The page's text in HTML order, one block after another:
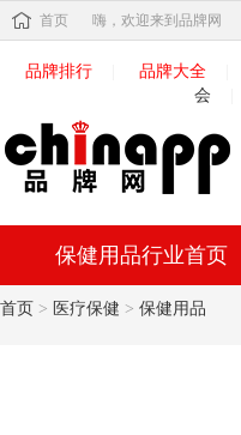
首页 嗨，欢迎来到品牌网
品牌排行 品牌大全
会
保健用品行业首页
首页 > 医疗保健 > 保健用品